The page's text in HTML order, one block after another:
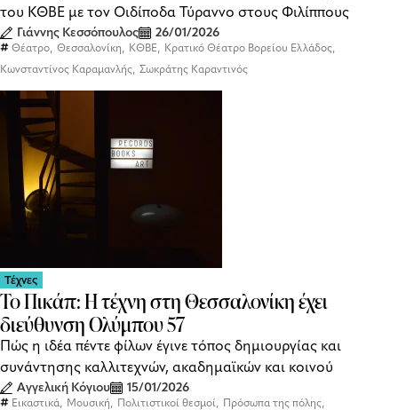
του ΚΘΒΕ με τον Οιδίποδα Τύραννο στους Φιλίππους
Γιάννης Κεσσόπουλος 26/01/2026
Θέατρο, Θεσσαλονίκη, ΚΘΒΕ, Κρατικό Θέατρο Βορείου Ελλάδος,
Κωνσταντίνος Καραμανλής, Σωκράτης Καραντινός
Τέχνες
Το Πικάπ: H τέχνη στη Θεσσαλονίκη έχει
διεύθυνση Ολύμπου 57
Πώς η ιδέα πέντε φίλων έγινε τόπος δημιουργίας και
συνάντησης καλλιτεχνών, ακαδημαϊκών και κοινού
Αγγελική Κόγιου 15/01/2026
Εικαστικά, Μουσική, Πολιτιστικοί θεσμοί, Πρόσωπα της πόλης,